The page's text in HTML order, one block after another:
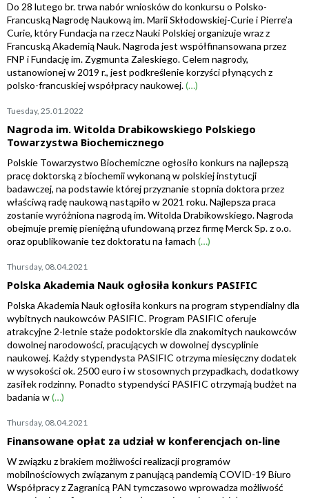
Do 28 lutego br. trwa nabór wniosków do konkursu o Polsko-
Francuską Nagrodę Naukową im. Marii Skłodowskiej-Curie i Pierre’a
Curie, który Fundacja na rzecz Nauki Polskiej organizuje wraz z
Francuską Akademią Nauk. Nagroda jest współfinansowana przez
FNP i Fundację im. Zygmunta Zaleskiego. Celem nagrody,
ustanowionej w 2019 r., jest podkreślenie korzyści płynących z
polsko-francuskiej współpracy naukowej.(…)
Tuesday, 25.01.2022
Nagroda im. Witolda Drabikowskiego Polskiego
Towarzystwa Biochemicznego
Polskie Towarzystwo Biochemiczne ogłosiło konkurs na najlepszą
pracę doktorską z biochemii wykonaną w polskiej instytucji
badawczej, na podstawie której przyznanie stopnia doktora przez
właściwą radę naukową nastąpiło w 2021 roku. Najlepsza praca
zostanie wyróżniona nagrodą im. Witolda Drabikowskiego. Nagroda
obejmuje premię pieniężną ufundowaną przez firmę Merck Sp. z o.o.
oraz opublikowanie tez doktoratu na łamach (…)
Thursday, 08.04.2021
Polska Akademia Nauk ogłosiła konkurs PASIFIC
Polska Akademia Nauk ogłosiła konkurs na program stypendialny dla
wybitnych naukowców PASIFIC. Program PASIFIC oferuje
atrakcyjne 2-letnie staże podoktorskie dla znakomitych naukowców
dowolnej narodowości, pracujących w dowolnej dyscyplinie
naukowej. Każdy stypendysta PASIFIC otrzyma miesięczny dodatek
w wysokości ok. 2500 euro i w stosownych przypadkach, dodatkowy
zasiłek rodzinny. Ponadto stypendyści PASIFIC otrzymają budżet na
badania w(…)
Thursday, 08.04.2021
Finansowane opłat za udział w konferencjach on-line
W związku z brakiem możliwości realizacji programów
mobilnościowych związanym z panującą pandemią COVID-19 Biuro
Współpracy z Zagranicą PAN tymczasowo wprowadza możliwość